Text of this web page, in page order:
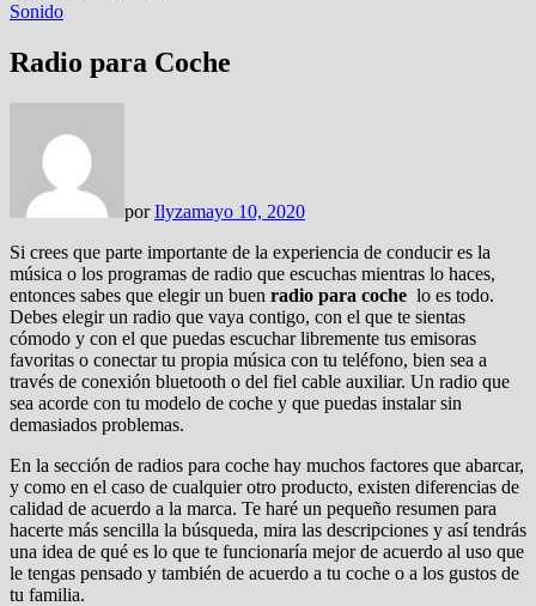
Sonido
Radio para Coche
porIlyzamayo 10, 2020
Si crees que parte importante de la experiencia de conducir es la
música o los programas de radio que escuchas mientras lo haces,
entonces sabes que elegir un buen radio para coche lo es todo.
Debes elegir un radio que vaya contigo, con el que te sientas
cómodo y con el que puedas escuchar libremente tus emisoras
favoritas o conectar tu propia música con tu teléfono, bien sea a
través de conexión bluetooth o del fiel cable auxiliar. Un radio que
sea acorde con tu modelo de coche y que puedas instalar sin
demasiados problemas.
En la sección de radios para coche hay muchos factores que abarcar,
y como en el caso de cualquier otro producto, existen diferencias de
calidad de acuerdo a la marca. Te haré un pequeño resumen para
hacerte más sencilla la búsqueda, mira las descripciones y así tendrás
una idea de qué es lo que te funcionaría mejor de acuerdo al uso que
le tengas pensado y también de acuerdo a tu coche o a los gustos de
tu familia.